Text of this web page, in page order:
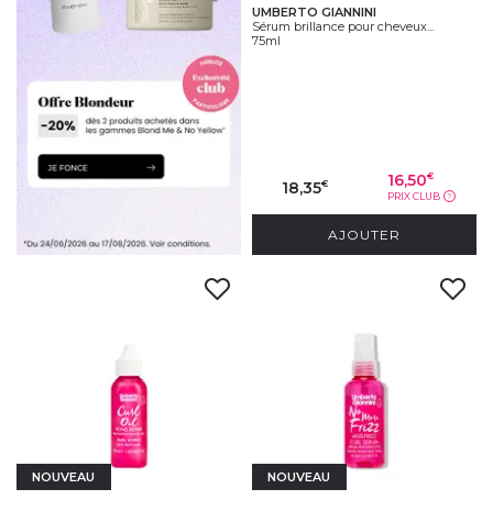
UMBERTO GIANNINI
Sérum brillance pour cheveux...
75ml
18,35€ 16,50€
PRIX CLUB ?
AJOUTER
NOUVEAU NOUVEAU